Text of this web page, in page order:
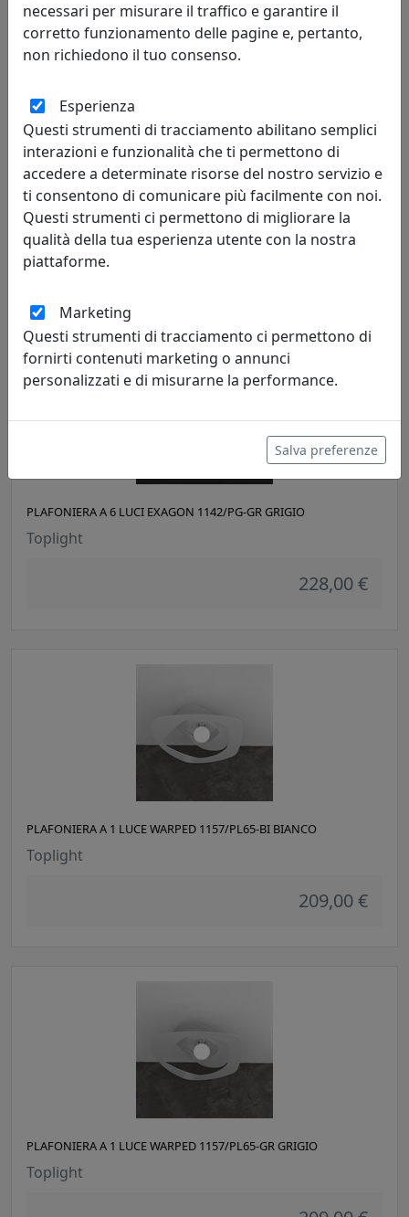
PLAFONIERA A 6 LUCI EXAGON 1142/PG-GA GRIGIO ANTRACITE
Toplight
PLAFONIERA A 6 LUCI EXAGON 1142/PG-GR GRIGIO
Toplight
228,00 €
PLAFONIERA A 1 LUCE WARPED 1157/PL65-BI BIANCO
Toplight
209,00 €
PLAFONIERA A 1 LUCE WARPED 1157/PL65-GR GRIGIO
Toplight
necessari per misurare il traffico e garantire il
corretto funzionamento delle pagine e, pertanto,
non richiedono il tuo consenso.
Esperienza
Questi strumenti di tracciamento abilitano semplici
interazioni e funzionalità che ti permettono di
accedere a determinate risorse del nostro servizio e
ti consentono di comunicare più facilmente con noi.
Questi strumenti ci permettono di migliorare la
qualità della tua esperienza utente con la nostra
piattaforme.
Marketing
Questi strumenti di tracciamento ci permettono di
fornirti contenuti marketing o annunci
personalizzati e di misurarne la performance.
Salva preferenze